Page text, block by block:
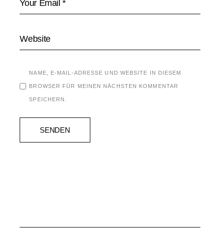
NAME, E-MAIL-ADRESSE UND WEBSITE IN DIESEM
BROWSER FÜR MEINEN NÄCHSTEN KOMMENTAR
SPEICHERN.
SENDEN